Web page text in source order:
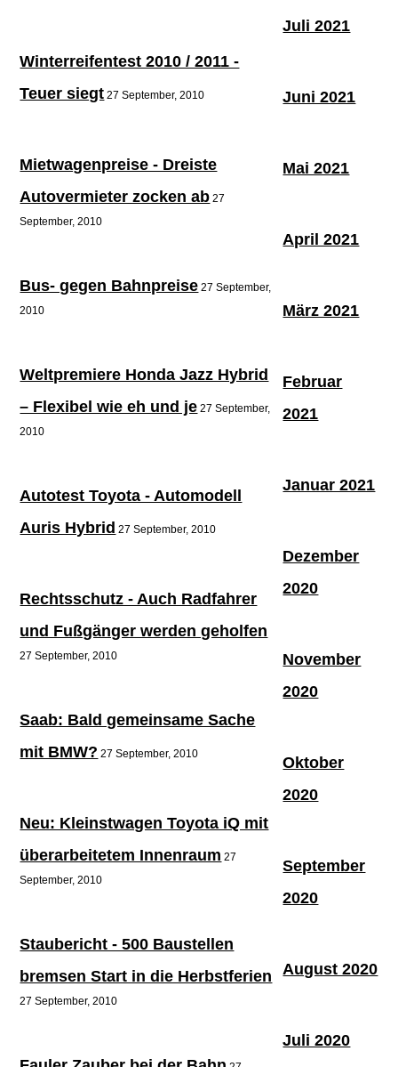
Winterreifentest 2010 / 2011 -
Teuer siegt 27 September, 2010
Mietwagenpreise - Dreiste
Autovermieter zocken ab 27
September, 2010
Bus- gegen Bahnpreise 27 September,
2010
Weltpremiere Honda Jazz Hybrid
– Flexibel wie eh und je 27 September,
2010
Autotest Toyota - Automodell
Auris Hybrid 27 September, 2010
Rechtsschutz - Auch Radfahrer
und Fußgänger werden geholfen
27 September, 2010
Saab: Bald gemeinsame Sache
mit BMW? 27 September, 2010
Neu: Kleinstwagen Toyota iQ mit
überarbeitetem Innenraum 27
September, 2010
Staubericht - 500 Baustellen
bremsen Start in die Herbstferien
27 September, 2010
Juli 2021
Juni 2021
Mai 2021
April 2021
März 2021
Februar
2021
Januar 2021
Dezember
2020
November
2020
Oktober
2020
September
2020
August 2020
Juli 2020